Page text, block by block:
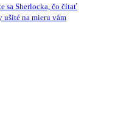
sa Sherlocka, čo čítať
ušité na mieru vám